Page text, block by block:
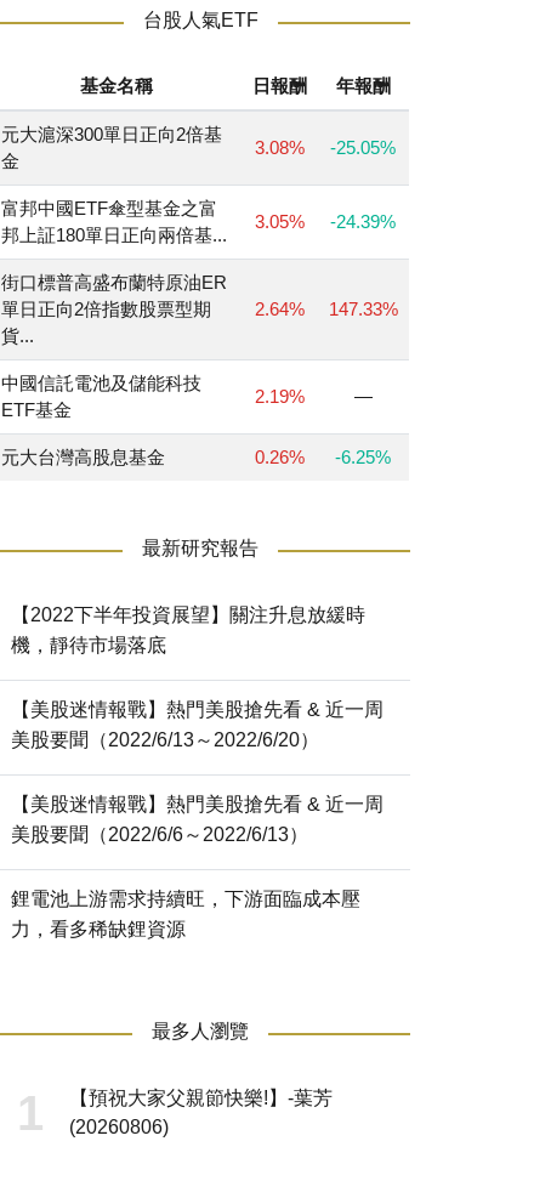
台股人氣ETF
基金名稱 日報酬 年報酬
元大滬深300單日正向2倍基
金
3.08% -25.05%
富邦中國ETF傘型基金之富
邦上証180單日正向兩倍基...
3.05% -24.39%
街口標普高盛布蘭特原油ER
單日正向2倍指數股票型期
貨...
2.64% 147.33%
中國信託電池及儲能科技
ETF基金
2.19% —
元大台灣高股息基金 0.26% -6.25%
最新研究報告
【2022下半年投資展望】關注升息放緩時
機，靜待市場落底
【美股迷情報戰】熱門美股搶先看 & 近一周
美股要聞（2022/6/13～2022/6/20）
【美股迷情報戰】熱門美股搶先看 & 近一周
美股要聞（2022/6/6～2022/6/13）
鋰電池上游需求持續旺，下游面臨成本壓
力，看多稀缺鋰資源
最多人瀏覽
【預祝大家父親節快樂!】-葉芳
(20260806)